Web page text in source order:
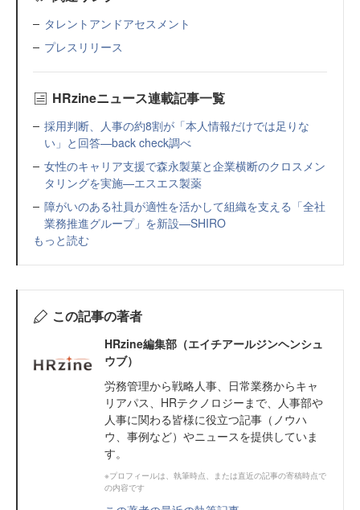
タレントアンドアセスメント
プレスリリース
HRzineニュース連載記事一覧
採用判断、人事の約8割が「本人情報だけでは足りな
い」と回答—back check調べ
女性のキャリア支援で森永製菓と企業横断のクロスメン
タリングを実施—エスエス製薬
障がいのある社員が適性を活かして組織を支える「全社
業務推進グループ」を新設—SHIRO
もっと読む
この記事の著者
HRzine編集部（エイチアールジンヘンシュ
ウブ）
労務管理から戦略人事、日常業務からキャ
リアパス、HRテクノロジーまで、人事部や
人事に関わる皆様に役立つ記事（ノウハ
ウ、事例など）やニュースを提供していま
す。
※プロフィールは、執筆時点、または直近の記事の寄稿時点で
の内容です